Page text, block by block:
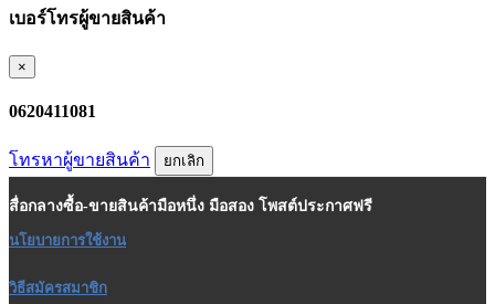
เบอร์โทรผู้ขายสินค้า
×
0620411081
โทรหาผู้ขายสินค้า ยกเลิก
สื่อกลางซื้อ-ขายสินค้ามือหนึ่ง มือสอง โพสต์ประกาศฟรี
นโยบายการใช้งาน
วิธีสมัครสมาชิก